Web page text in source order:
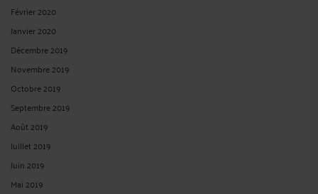
Février 2020
Janvier 2020
Décembre 2019
Novembre 2019
Octobre 2019
Septembre 2019
Août 2019
Juillet 2019
Juin 2019
Mai 2019